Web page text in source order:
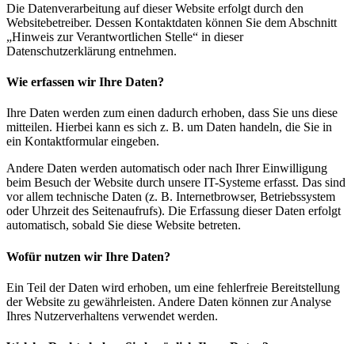
Die Datenverarbeitung auf dieser Website erfolgt durch den
Websitebetreiber. Dessen Kontaktdaten können Sie dem Abschnitt
„Hinweis zur Verantwortlichen Stelle“ in dieser
Datenschutzerklärung entnehmen.
Wie erfassen wir Ihre Daten?
Ihre Daten werden zum einen dadurch erhoben, dass Sie uns diese
mitteilen. Hierbei kann es sich z. B. um Daten handeln, die Sie in
ein Kontaktformular eingeben.
Andere Daten werden automatisch oder nach Ihrer Einwilligung
beim Besuch der Website durch unsere IT-Systeme erfasst. Das sind
vor allem technische Daten (z. B. Internetbrowser, Betriebssystem
oder Uhrzeit des Seitenaufrufs). Die Erfassung dieser Daten erfolgt
automatisch, sobald Sie diese Website betreten.
Wofür nutzen wir Ihre Daten?
Ein Teil der Daten wird erhoben, um eine fehlerfreie Bereitstellung
der Website zu gewährleisten. Andere Daten können zur Analyse
Ihres Nutzerverhaltens verwendet werden.